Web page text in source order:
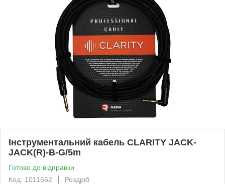
Інструментальний кабель CLARITY JACK-
JACK(R)-B-G/5m
Готово до відправки
Код: 1011562
Роздріб